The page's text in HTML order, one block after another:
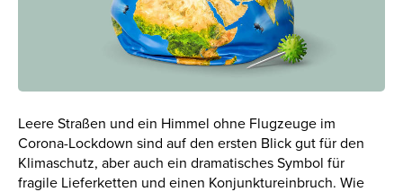
Leere Straßen und ein Himmel ohne Flugzeuge im
Corona-Lockdown sind auf den ersten Blick gut für den
Klimaschutz, aber auch ein dramatisches Symbol für
fragile Lieferketten und einen Konjunktureinbruch. Wie